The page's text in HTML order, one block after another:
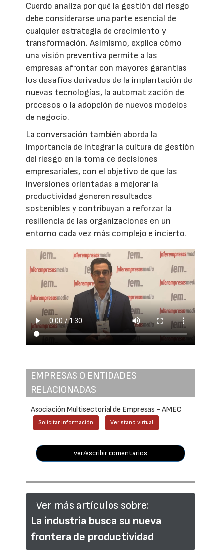
Cuerdo analiza por qué la gestión del riesgo
debe considerarse una parte esencial de
cualquier estrategia de crecimiento y
transformación. Asimismo, explica cómo
una visión preventiva permite a las
empresas afrontar con mayores garantías
los desafíos derivados de la implantación de
nuevas tecnologías, la automatización de
procesos o la adopción de nuevos modelos
de negocio.
La conversación también aborda la
importancia de integrar la cultura de gestión
del riesgo en la toma de decisiones
empresariales, con el objetivo de que las
inversiones orientadas a mejorar la
productividad generen resultados
sostenibles y contribuyan a reforzar la
resiliencia de las organizaciones en un
entorno cada vez más complejo e incierto.
EMPRESAS O ENTIDADES
RELACIONADAS
Asociación Multisectorial de Empresas - AMEC
Solicitar información Ver stand virtual
ver/escribir comentarios
Ver más artículos sobre:
La industria busca su nueva
frontera de productividad